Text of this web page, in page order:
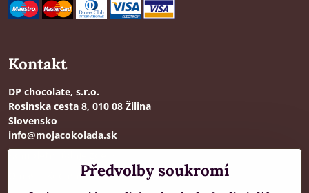
Kontakt
DP chocolate, s.r.o.
Rosinska cesta 8, 010 08 Žilina
Slovensko
info@mojacokolada.sk
Kde nás najdete
Předvolby soukromí